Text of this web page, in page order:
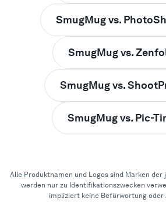
SmugMug vs.
SmugMug vs.
SmugMug vs.
SmugMug vs. Pic-
Alle Produktnamen und Logos sind Marken
werden nur zu Identifikationszwecken
impliziert keine Befürwortung oder